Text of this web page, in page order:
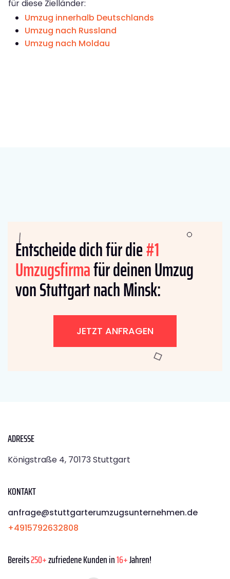
für diese Zielländer:
Umzug innerhalb Deutschlands
Umzug nach Russland
Umzug nach Moldau
Entscheide dich für die#1
Umzugsfirmafür deinen Umzug
von Stuttgart nach Minsk:
JETZT ANFRAGEN
ADRESSE
Königstraße 4, 70173 Stuttgart
KONTAKT
anfrage@stuttgarterumzugsunternehmen.de
+4915792632808
Bereits250+zufriedene Kunden in16+Jahren!